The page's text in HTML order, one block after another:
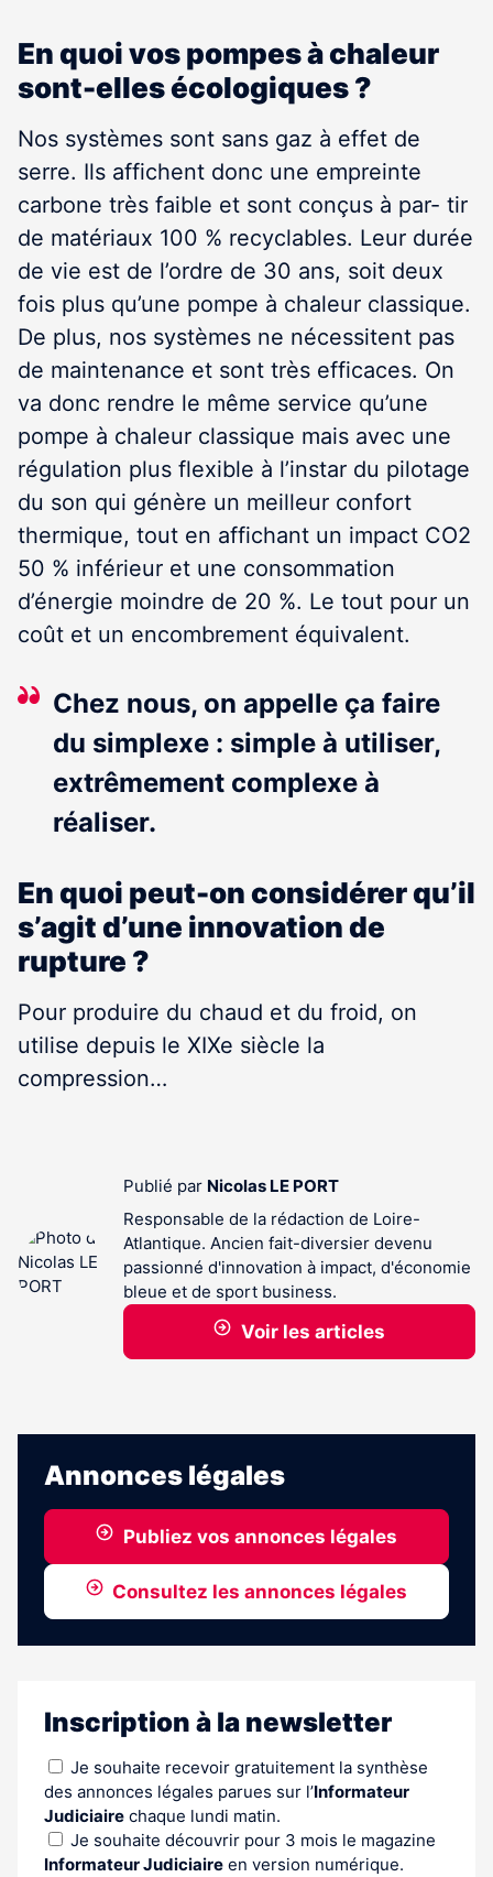
En quoi vos pompes à chaleur
sont-elles écologiques ?
Nos systèmes sont sans gaz à effet de
serre. Ils affichent donc une empreinte
carbone très faible et sont conçus à par- tir
de matériaux 100 % recyclables. Leur durée
de vie est de l’ordre de 30 ans, soit deux
fois plus qu’une pompe à chaleur classique.
De plus, nos systèmes ne nécessitent pas
de maintenance et sont très efficaces. On
va donc rendre le même service qu’une
pompe à chaleur classique mais avec une
régulation plus flexible à l’instar du pilotage
du son qui génère un meilleur confort
thermique, tout en affichant un impact CO2
50 % inférieur et une consommation
d’énergie moindre de 20 %. Le tout pour un
coût et un encombrement équivalent.
Chez nous, on appelle ça faire
du simplexe : simple à utiliser,
extrêmement complexe à
réaliser.
En quoi peut-on considérer qu’il
s’agit d’une innovation de
rupture ?
Pour produire du chaud et du froid, on
utilise depuis le XIXe siècle la
compression…
Publié par Nicolas LE PORT
Responsable de la rédaction de Loire-
Atlantique. Ancien fait-diversier devenu
passionné d'innovation à impact, d'économie
bleue et de sport business.
Voir les articles
Annonces légales
Publiez vos annonces légales
Consultez les annonces légales
Inscription à la newsletter
Je souhaite recevoir gratuitement la synthèse
des annonces légales parues sur l’Informateur
Judiciaire chaque lundi matin.
Je souhaite découvrir pour 3 mois le magazine
Informateur Judiciaire en version numérique.